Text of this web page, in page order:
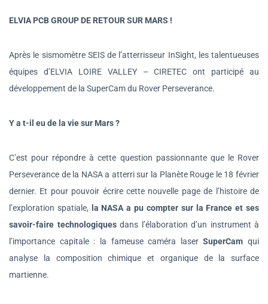
ELVIA PCB GROUP DE RETOUR SUR MARS !
Après le sismomètre SEIS de l’atterrisseur InSight, les talentueuses
équipes d’ELVIA LOIRE VALLEY – CIRETEC ont participé au
développement de la SuperCam du Rover Perseverance.
Y a t-il eu de la vie sur Mars ?
C’est pour répondre à cette question passionnante que le Rover
Perseverance de la NASA a atterri sur la Planète Rouge le 18 février
dernier. Et pour pouvoir écrire cette nouvelle page de l’histoire de
l’exploration spatiale,
la NASA a pu compter sur la France et ses
savoir-faire technologiquesdans l’élaboration d’un instrument à
l’importance capitale : la fameuse caméra laserSuperCam qui
analyse la composition chimique et organique de la surface
martienne.